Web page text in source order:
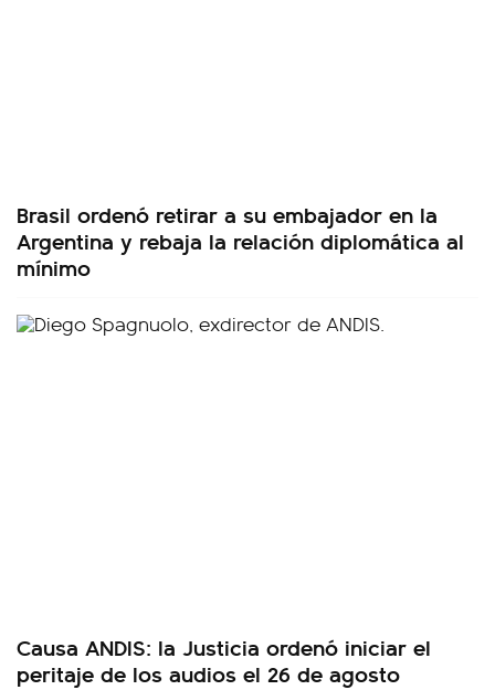
Brasil ordenó retirar a su embajador en la
Argentina y rebaja la relación diplomática al
mínimo
Causa ANDIS: la Justicia ordenó iniciar el
peritaje de los audios el 26 de agosto